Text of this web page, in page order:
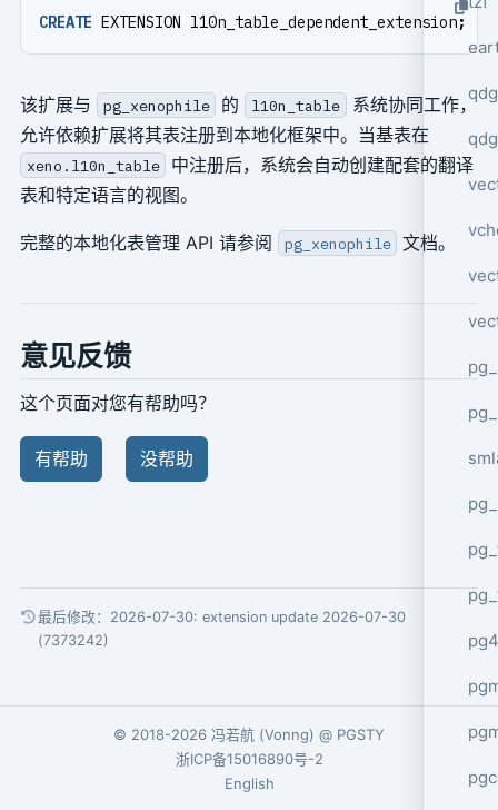
CREATE EXTENSION l10n_table_dependent_extension;
该扩展与 pg_xenophile 的 l10n_table
系统协同工作，
允许依赖扩展将其表注册到本地化框架中。当基表在
xeno.l10n_table
中注册后，系统会自动创建配套的翻译
表和特定语言的视图。
完整的本地化表管理 API 请参阅 pg_xenophile 文档。
意见反馈
这个页面对您有帮助吗？
有帮助 没帮助
最后修改：2026-07-30: extension update 2026-07-30
(7373242)
© 2018-2026 冯若航 (Vonng) @ PGSTY
浙ICP备15016890号-2
English